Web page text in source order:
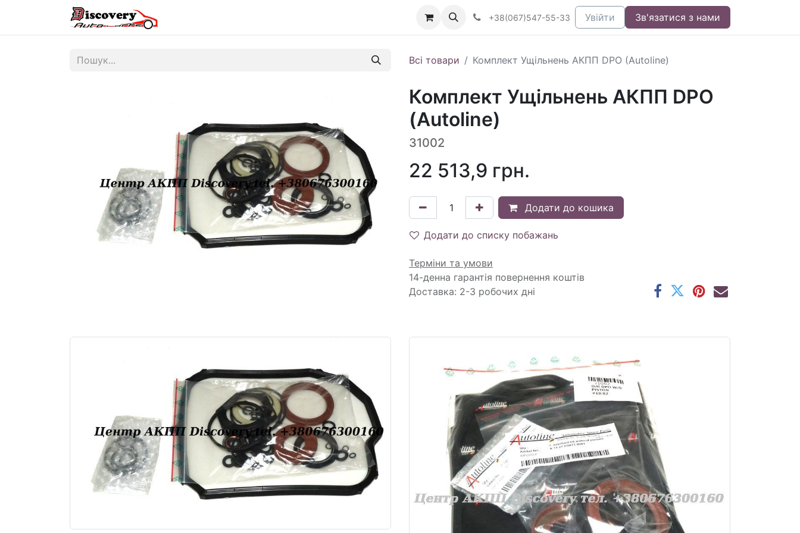
+38(067)547-55-33 Увійти Зв'язатися з нами
Всі товари Комплект Ущільнень АКПП DPO (Autoline)
Комплект Ущільнень АКПП DPO
(Autoline)
31002
22 513,9 грн.
Додати до кошика
Додати до списку побажань
Терміни та умови
14-денна гарантія повернення коштів
Доставка: 2-3 робочих дні